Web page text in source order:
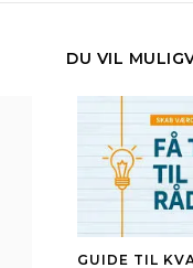
DU VIL
GUIDE TIL